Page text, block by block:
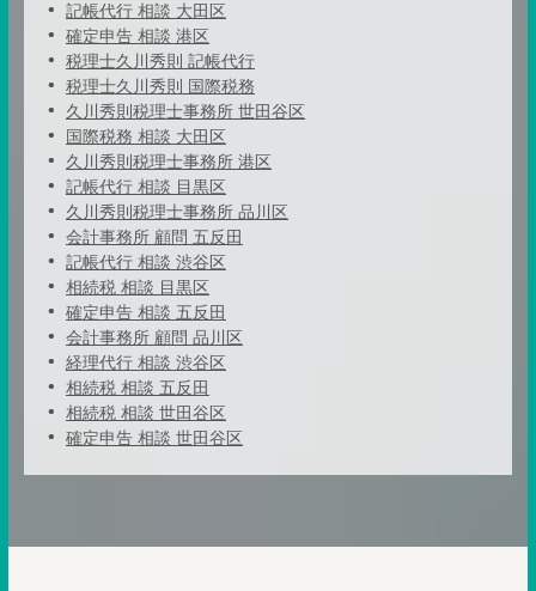
記帳代行 相談 大田区
確定申告 相談 港区
税理士久川秀則 記帳代行
税理士久川秀則 国際税務
久川秀則税理士事務所 世田谷区
国際税務 相談 大田区
久川秀則税理士事務所 港区
記帳代行 相談 目黒区
久川秀則税理士事務所 品川区
会計事務所 顧問 五反田
記帳代行 相談 渋谷区
相続税 相談 目黒区
確定申告 相談 五反田
会計事務所 顧問 品川区
経理代行 相談 渋谷区
相続税 相談 五反田
相続税 相談 世田谷区
確定申告 相談 世田谷区